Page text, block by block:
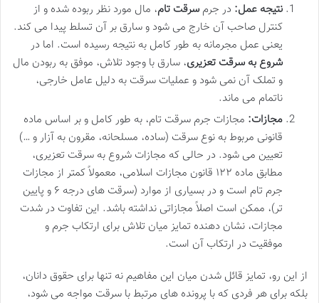
نتیجه عمل: در جرمسرقت تام، مال مورد نظر ربوده شده و از
کنترل صاحب آن خارج می شود و سارق بر آن تسلط پیدا می کند.
یعنی عمل مجرمانه به طور کامل به نتیجه رسیده است. اما در
شروع به سرقت تعزیری، سارق با وجود تلاش، موفق به ربودن مال
و تملک آن نمی شود و عملیات سرقت به دلیل عامل خارجی،
ناتمام می ماند.
مجازات: مجازات جرم سرقت تام، به طور کامل و بر اساس ماده
قانونی مربوط به نوع سرقت (ساده، مسلحانه، مقرون به آزار و …)
تعیین می شود. در حالی که مجازات شروع به سرقت تعزیری،
مطابق ماده ۱۲۲ قانون مجازات اسلامی، معمولاً کمتر از مجازات
جرم تام است و در بسیاری از موارد (سرقت های درجه ۶ و پایین
تر)، ممکن است اصلاً مجازاتی نداشته باشد. این تفاوت در شدت
مجازات، نشان دهنده تمایز میان تلاش برای ارتکاب جرم و
موفقیت در ارتکاب آن است.
از این رو، تمایز قائل شدن میان این مفاهیم نه تنها برای حقوق دانان،
بلکه برای هر فردی که با پرونده های مرتبط با سرقت مواجه می شود،